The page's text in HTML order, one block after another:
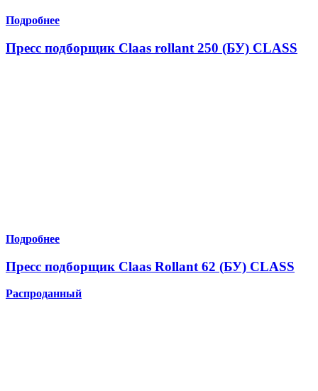
Подробнее
Пресс подборщик Claas rollant 250 (БУ) CLASS
Подробнее
Пресс подборщик Claas Rollant 62 (БУ) CLASS
Распроданный